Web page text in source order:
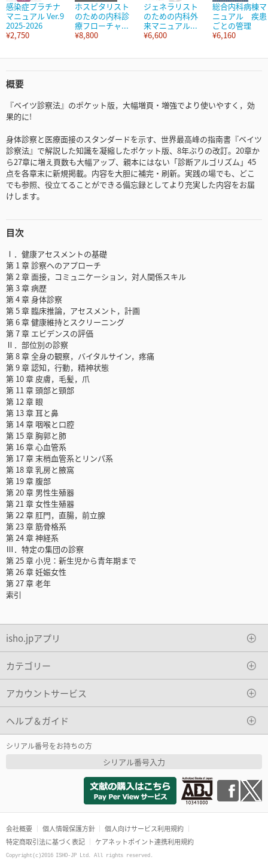
感染症プラチナ
マニュアル Ver.9
2025-2026
¥2,750
ホスピタリスト
のための内科診
療フローチャ...
¥8,800
ジェネラリスト
のための内科外
来マニュアル...
¥6,600
総合内科病棟マ
ニュアル 疾患
ごとの管理
¥6,160
概要
『ベイツ診察法』のポケット版，大幅増頁・増強でより使いやすく，効
果的に!
身体診察と医療面接のスタンダードを示す、世界最高峰の指南書『ベイツ
診察法』で解説した知識を凝縮したポケット版、8年ぶりの改訂。20章か
ら27章に増え頁数も大幅アップ、親本にはない「診断アルゴリズム」45
点を各章末に新規掲載。内容を大胆に補完・刷新。実践の場でも、どこ
でも参照、役立てることができる備忘録としてより充実した内容をお届
けします。
目次
Ⅰ．健康アセスメントの基礎
第 1 章 診察へのアプローチ
第 2 章 面接，コミュニケーション，対人関係スキル
第 3 章 病歴
第 4 章 身体診察
第 5 章 臨床推論，アセスメント，計画
第 6 章 健康維持とスクリーニング
第 7 章 エビデンスの評価
Ⅱ．部位別の診察
第 8 章 全身の観察，バイタルサイン，疼痛
第 9 章 認知，行動，精神状態
第 10 章 皮膚，毛髪，爪
第 11 章 頭部と頸部
第 12 章 眼
第 13 章 耳と鼻
第 14 章 咽喉と口腔
第 15 章 胸郭と肺
第 16 章 心血管系
第 17 章 末梢血管系とリンパ系
第 18 章 乳房と腋窩
第 19 章 腹部
第 20 章 男性生殖器
第 21 章 女性生殖器
第 22 章 肛門，直腸，前立腺
第 23 章 筋骨格系
第 24 章 神経系
Ⅲ．特定の集団の診察
第 25 章 小児：新生児から青年期まで
第 26 章 妊娠女性
第 27 章 老年
索引
isho.jpアプリ
カテゴリー
アカウントサービス
ヘルプ＆ガイド
シリアル番号をお持ちの方
シリアル番号入力
会社概要 個人情報保護方針
個人向けサービス利用規約
特定商取引法に基づく表記
ケアネットポイント連携利用規約
Copyright(c)2016 ISHO-JP Ltd. All rights reserved.